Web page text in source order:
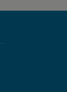
fönster.
fönster.